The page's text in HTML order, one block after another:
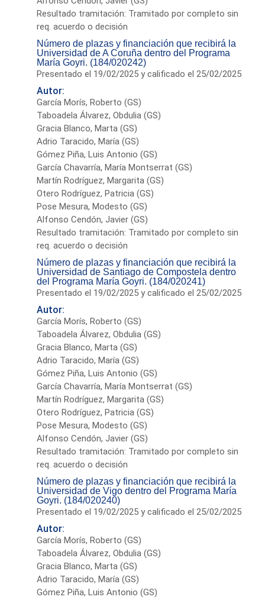
Resultado tramitación: Tramitado por completo sin
req. acuerdo o decisión
Número de plazas y financiación que recibirá la
Universidad de A Coruña dentro del Programa
María Goyri. (184/020242)
Presentado el 19/02/2025 y calificado el 25/02/2025
Autor:
García Morís, Roberto (GS)
Taboadela Álvarez, Obdulia (GS)
Gracia Blanco, Marta (GS)
Adrio Taracido, María (GS)
Gómez Piña, Luis Antonio (GS)
García Chavarría, María Montserrat (GS)
Martín Rodríguez, Margarita (GS)
Otero Rodríguez, Patricia (GS)
Pose Mesura, Modesto (GS)
Alfonso Cendón, Javier (GS)
Resultado tramitación: Tramitado por completo sin
req. acuerdo o decisión
Número de plazas y financiación que recibirá la
Universidad de Santiago de Compostela dentro
del Programa María Goyri. (184/020241)
Presentado el 19/02/2025 y calificado el 25/02/2025
Autor:
García Morís, Roberto (GS)
Taboadela Álvarez, Obdulia (GS)
Gracia Blanco, Marta (GS)
Adrio Taracido, María (GS)
Gómez Piña, Luis Antonio (GS)
García Chavarría, María Montserrat (GS)
Martín Rodríguez, Margarita (GS)
Otero Rodríguez, Patricia (GS)
Pose Mesura, Modesto (GS)
Alfonso Cendón, Javier (GS)
Resultado tramitación: Tramitado por completo sin
req. acuerdo o decisión
Número de plazas y financiación que recibirá la
Universidad de Vigo dentro del Programa María
Goyri. (184/020240)
Presentado el 19/02/2025 y calificado el 25/02/2025
Autor:
García Morís, Roberto (GS)
Taboadela Álvarez, Obdulia (GS)
Gracia Blanco, Marta (GS)
Adrio Taracido, María (GS)
Gómez Piña, Luis Antonio (GS)